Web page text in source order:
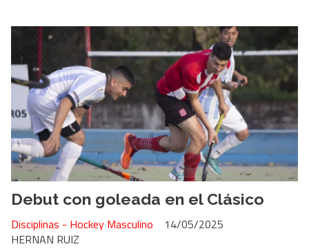
Debut con goleada en el Clásico
HERNAN RUIZ
Disciplinas - Hockey Masculino 14/05/2025